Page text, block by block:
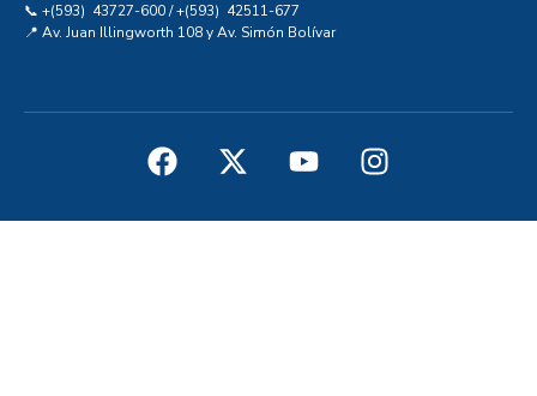
📞 +(593) 43727-600 / +(593) 42511-677
📍 Av. Juan Illingworth 108 y Av. Simón Bolívar